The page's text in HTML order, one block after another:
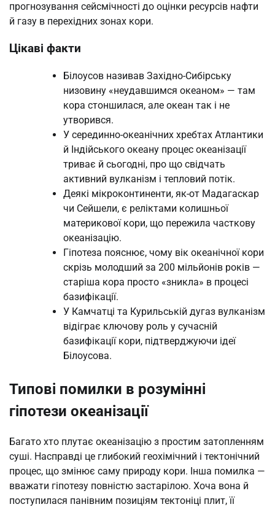
прогнозування сейсмічності до оцінки ресурсів нафти
й газу в перехідних зонах кори.
Цікаві факти
Білоусов називав Західно-Сибірську
низовину «неудавшимся океаном» — там
кора стоншилася, але океан так і не
утворився.
У серединно-океанічних хребтах Атлантики
й Індійського океану процес океанізації
триває й сьогодні, про що свідчать
активний вулканізм і тепловий потік.
Деякі мікроконтиненти, як-от Мадагаскар
чи Сейшели, є реліктами колишньої
материкової кори, що пережила часткову
океанізацію.
Гіпотеза пояснює, чому вік океанічної кори
скрізь молодший за 200 мільйонів років —
старіша кора просто «зникла» в процесі
базифікації.
У Камчатці та Курильській дугаз вулканізм
відіграє ключову роль у сучасній
базифікації кори, підтверджуючи ідеї
Білоусова.
Типові помилки в розумінні
гіпотези океанізації
Багато хто плутає океанізацію з простим затопленням
суші. Насправді це глибокий геохімічний і тектонічний
процес, що змінює саму природу кори. Інша помилка —
вважати гіпотезу повністю застарілою. Хоча вона й
поступилася панівним позиціям тектоніці плит, її